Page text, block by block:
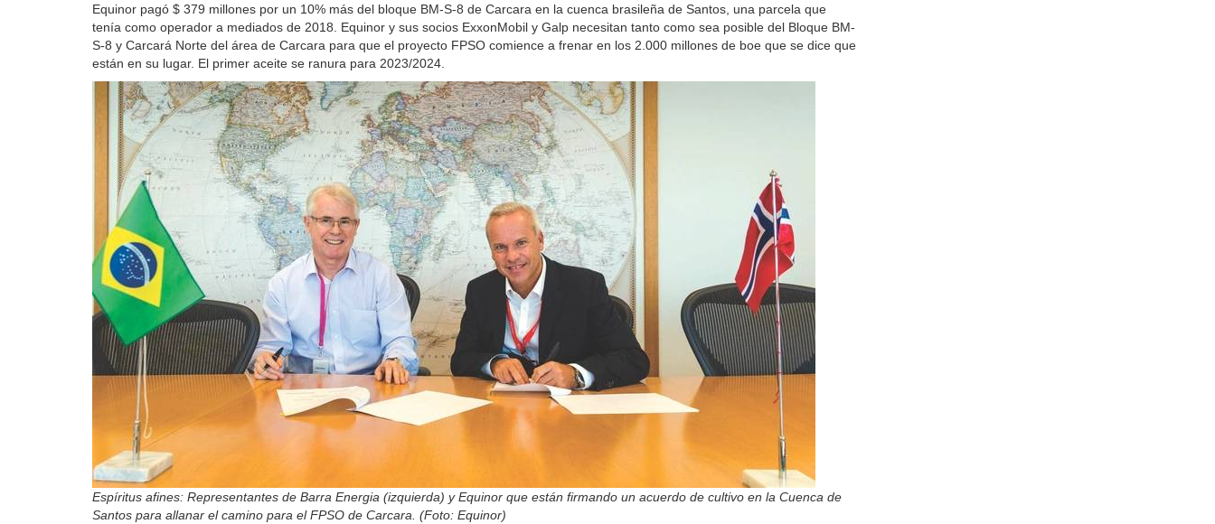
Equinor pagó $ 379 millones por un 10% más del bloque BM-S-8 de Carcara en la cuenca brasileña de Santos, una parcela que
tenía como operador a mediados de 2018. Equinor y sus socios ExxonMobil y Galp necesitan tanto como sea posible del Bloque BM-
S-8 y Carcará Norte del área de Carcara para que el proyecto FPSO comience a frenar en los 2.000 millones de boe que se dice que
están en su lugar. El primer aceite se ranura para 2023/2024.
Espíritus afines: Representantes de Barra Energia (izquierda) y Equinor que están firmando un acuerdo de cultivo en la Cuenca de
Santos para allanar el camino para el FPSO de Carcara. (Foto: Equinor)